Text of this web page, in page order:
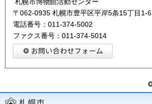
〒062-0935 札幌市豊平区平岸5条15丁目1-6
電話番号：011-374-5002
ファクス番号：011-374-5014